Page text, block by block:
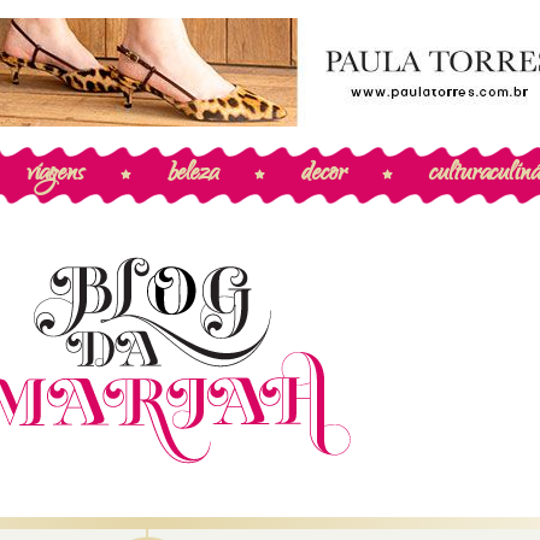
viagens beleza decor cultura